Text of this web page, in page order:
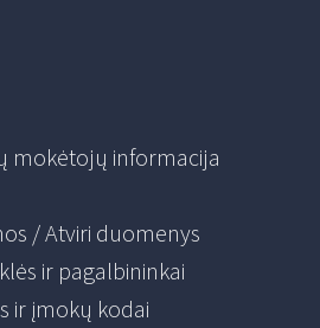
mokėtojų informacija
/ Atviri duomenys
ir pagalbininkai
ir įmokų kodai